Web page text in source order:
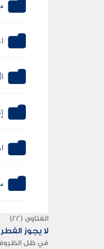
الفتاوى (22)
لا يجوز
في ظل الظروف